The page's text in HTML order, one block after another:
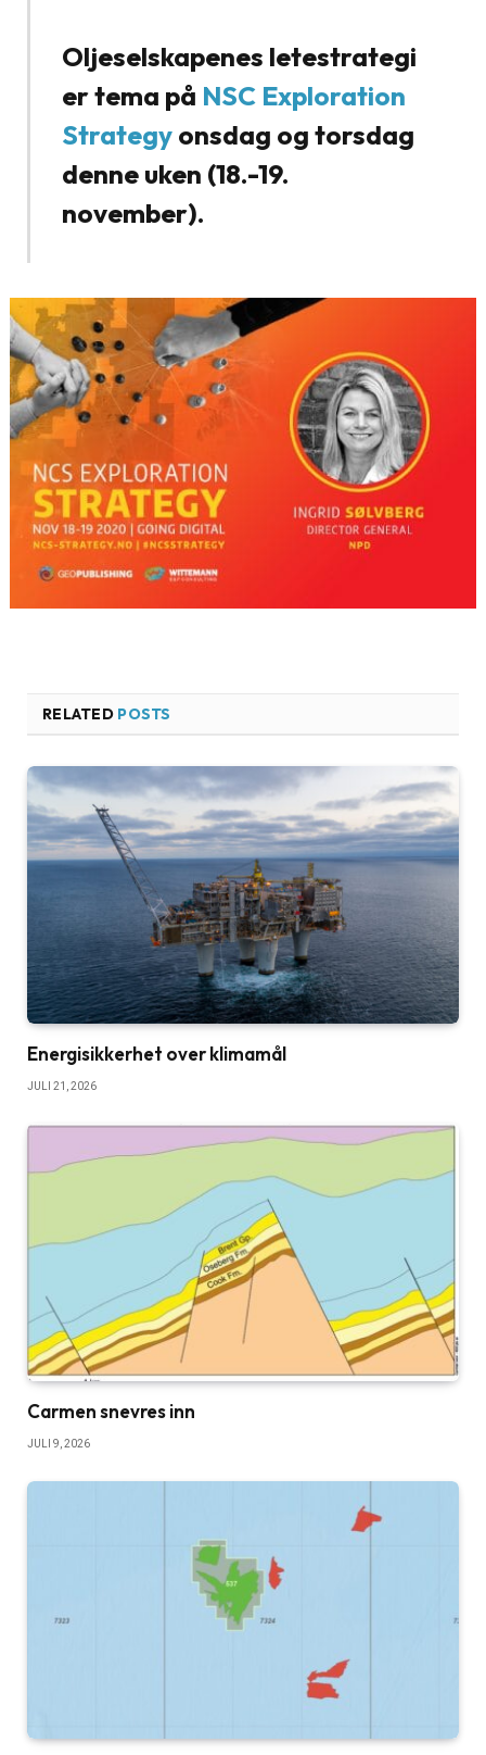
Oljeselskapenes letestrategi
er tema på NSC Exploration
Strategyonsdag og torsdag
denne uken (18.-19.
november).
RELATED POSTS
Energisikkerhet over klimamål
JULI 21, 2026
Carmen snevres inn
JULI 9, 2026